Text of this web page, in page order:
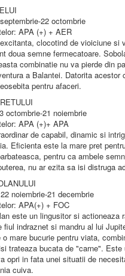
22 octombrie
APA (+) + AER
clocotind de vioiciune
doua semne fermecatoare.
combinatie nu va pierde din
a Balantei. Datorita
pentru afaceri.
octombrie-21 noiembrie
APA (+)+ APA
de capabil, dinamic si
Eficienta este la mare pret
pentru ca ambele
nu ar ezita sa isi distruga
noiembrie-21 decembrie
APA(+) + FOC
este un lingusitor si actioneaza
fiul indraznet si mandru al lui
mare bucurie pentru viata,
trateaza bucata de "carne".
opri in fata unei situatii de
cuiva.